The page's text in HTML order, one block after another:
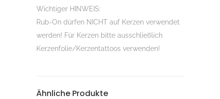
Wichtiger HINWEIS:
Rub-On dürfen NICHT auf Kerzen verwendet
werden! Für Kerzen bitte ausschließlich
Kerzenfolie/Kerzentattoos verwenden!
Ähnliche Produkte